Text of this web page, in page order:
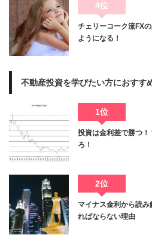
4位
チェリーコーク流FX
ようになる！
不動産投資を学びたい方におすす
1位
投資は金利差で勝つ
ろ！
2位
マイナス金利から読
ればならない理由